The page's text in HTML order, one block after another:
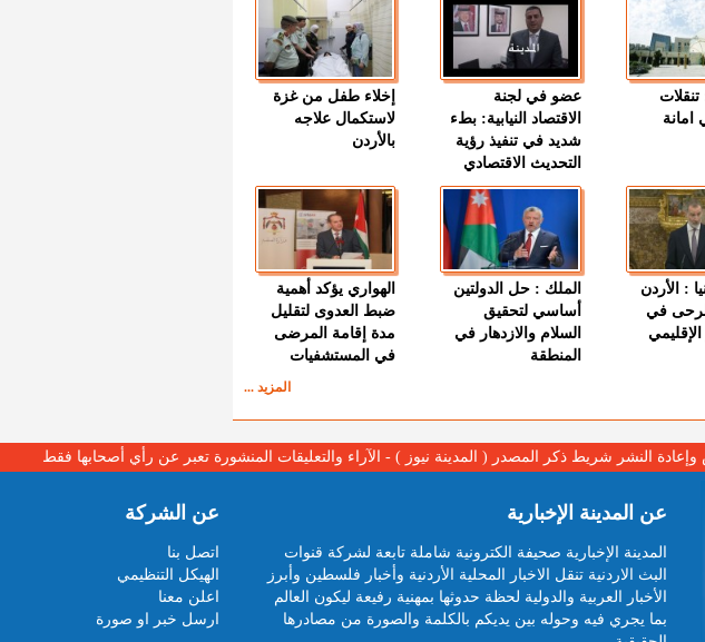
تنقلات
عضو في لجنة
الاقتصاد النيابية: بطء
شديد في تنفيذ رؤية
التحديث الاقتصادي
إخلاء طفل من غزة
لاستكمال علاجه
بالأردن
: الأردن
في
الإقليمي
الملك : حل الدولتين
أساسي لتحقيق
السلام والازدهار في
المنطقة
الهواري يؤكد أهمية
ضبط العدوى لتقليل
مدة إقامة المرضى
في المستشفيات
المزيد ...
وإعادة النشر شريط ذكر المصدر ( المدينة نيوز ) - الآراء والتعليقات المنشورة تعبر عن رأي أصحابها فقط
عن المدينة الإخبارية
المدينة الإخبارية صحيفة الكترونية شاملة تابعة لشركة قنوات
البث الاردنية تنقل الاخبار المحلية الأردنية وأخبار فلسطين وأبرز
الأخبار العربية والدولية لحظة حدوثها بمهنية رفيعة ليكون العالم
بما يجري فيه وحوله بين يديكم بالكلمة والصورة من مصادرها
عن الشركة
اتصل بنا
الهيكل التنظيمي
اعلن معنا
ارسل خبر او صورة